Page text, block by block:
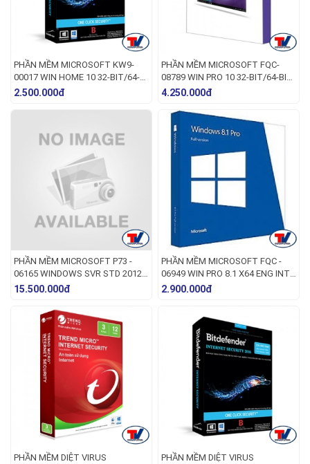
PHẦN MỀM MICROSOFT KW9-
00017 WIN HOME 10 32-BIT/64-
BIT ENG INTL USB
2.500.000đ
PHẦN MỀM MICROSOFT FQC-
08789 WIN PRO 10 32-BIT/64-BIT
ENG INTL USB
4.250.000đ
PHẦN MỀM MICROSOFT P73 -
06165 WINDOWS SVR STD 2012
R2 X64 ENGLISH 1PK DSP OEI DVD
15.500.000đ
PHẦN MỀM MICROSOFT FQC -
06949 WIN PRO 8.1 X64 ENG INTL
1PK DSP OEI DVD
2.900.000đ
PHẦN MỀM DIỆT VIRUS
PHẦN MỀM DIỆT VIRUS